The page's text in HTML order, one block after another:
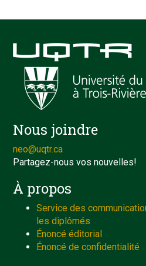
Nous joindre
neo@uqtr.ca
Partagez-nous vos nouvelles!
À propos
Service des
les diplômés
Énoncé éditorial
Énoncé de confidentialité